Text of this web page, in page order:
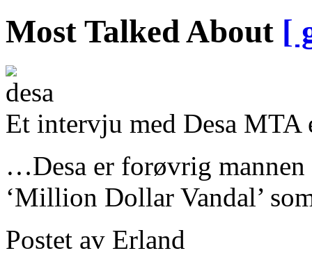
Most Talked About [
Et intervju med Desa MTA
…Desa er forøvrig
‘Million Dollar Vandal’
Postet av Erland